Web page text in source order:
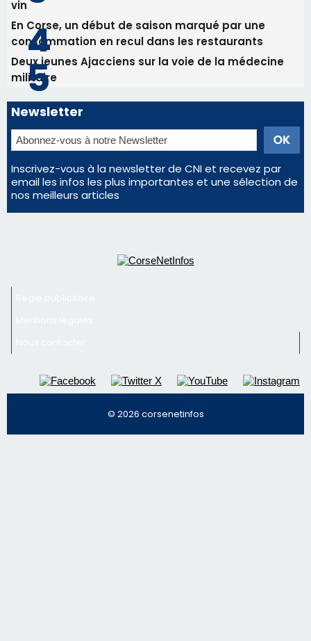
vin
En Corse, un début de saison marqué par une
consommation en recul dans les restaurants
Deux jeunes Ajacciens sur la voie de la médecine
militaire
Newsletter
Inscrivez-vous à la newsletter de CNI et recevez par
email les infos les plus importantes et une sélection de
nos meilleurs articles
© 2026 corsenetinfos